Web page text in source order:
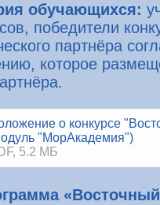
обучающихся:
победители
партнёра
которое
о конкурсе
"МорАкадемия")
5.2 МБ